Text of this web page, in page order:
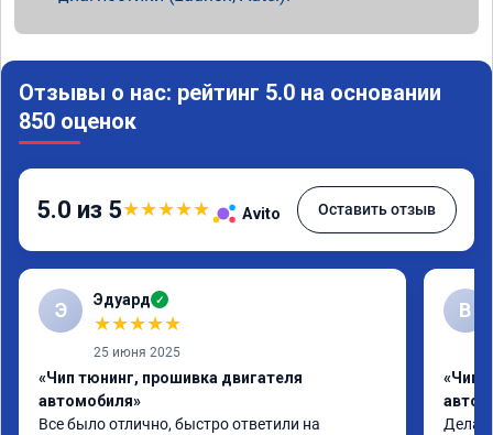
Отзывы о нас: рейтинг 5.0 на основании
850 оценок
5.0 из 5★★★★★ Avito Оставить отзыв
Э Эдуард ✓
★★★★★
25 июня 2025
«Чип тюнинг, прошивка двигателя
автомобиля»
Все было отлично, быстро ответили на
В
«Чип
Делал